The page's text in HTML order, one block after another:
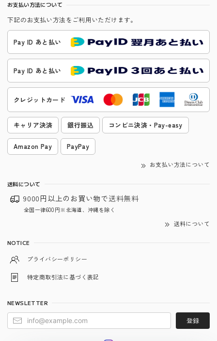
お支払い方法について
下記のお支払い方法をご利用いただけます。
Pay ID あと払い
Pay ID あと払い
クレジットカード
キャリア決済 銀行振込 コンビニ決済・Pay-easy
Amazon Pay PayPay
お支払い方法について
送料について
9000円以上のお買い物で送料無料
全国一律600円※北海道、沖縄を除く
送料について
NOTICE
プライバシーポリシー
特定商取引法に基づく表記
NEWSLETTER
登録